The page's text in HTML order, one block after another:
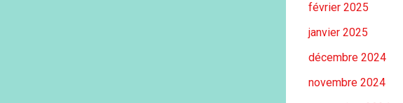
février 2025
janvier 2025
décembre 2024
novembre 2024